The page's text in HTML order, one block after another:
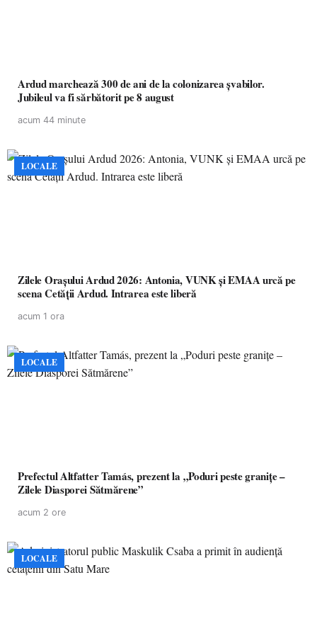
Ardud marchează 300 de ani de la colonizarea șvabilor.
Jubileul va fi sărbătorit pe 8 august
acum 44 minute
LOCALE
Zilele Orașului Ardud 2026: Antonia, VUNK și EMAA urcă pe
scena Cetății Ardud. Intrarea este liberă
acum 1 ora
LOCALE
Prefectul Altfatter Tamás, prezent la „Poduri peste granițe –
Zilele Diasporei Sătmărene”
acum 2 ore
LOCALE